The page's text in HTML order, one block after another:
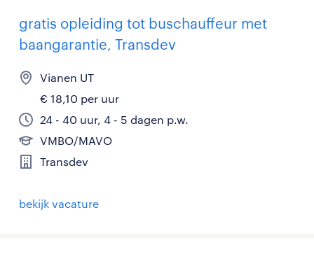
gratis opleiding tot buschauffeur met
baangarantie, Transdev
Vianen UT
€ 18,10 per uur
24 - 40 uur, 4 - 5 dagen p.w.
VMBO/MAVO
Transdev
bekijk vacature